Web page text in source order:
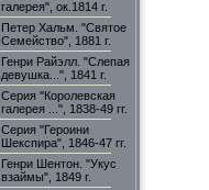
галерея", ок.1814 г.
Петер Хальм. "Святое
Семейство", 1881 г.
Генри Райэлл. "Слепая
девушка...", 1841 г.
Серия "Королевская
галерея ...", 1838-49 гг.
Серия "Героини
Шекспира", 1846-47 гг.
Генри Шентон. "Укус
взаймы", 1849 г.